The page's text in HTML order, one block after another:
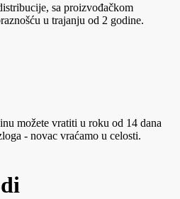
sa proizvođačkom
u trajanju od 2 godine.
možete vratiti u roku od 14 dana
- novac vraćamo u celosti.